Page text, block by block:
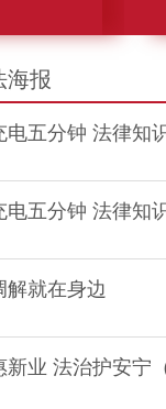
海报
电五分钟 法律知
电五分钟 法律知
解就在身边
新业 法治护安宁